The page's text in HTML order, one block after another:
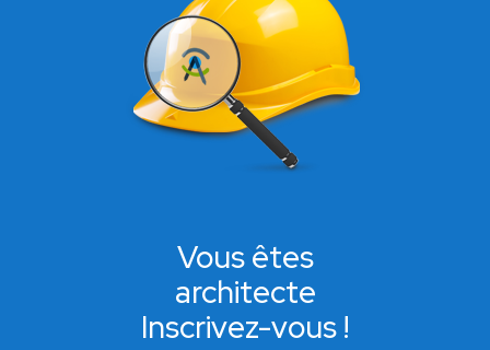
Vous êtes
architecte
Inscrivez-vous !